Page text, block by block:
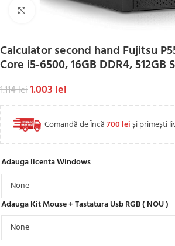
Click to enlarge
Calculator second hand Fujitsu
Core i5-6500, 16GB DDR4, 512GB
1.114lei1.003 lei
Comandă de Încă700 leiși primești
Adauga licenta Windows
Adauga Kit Mouse + Tastatura Usb RGB ( NOU )